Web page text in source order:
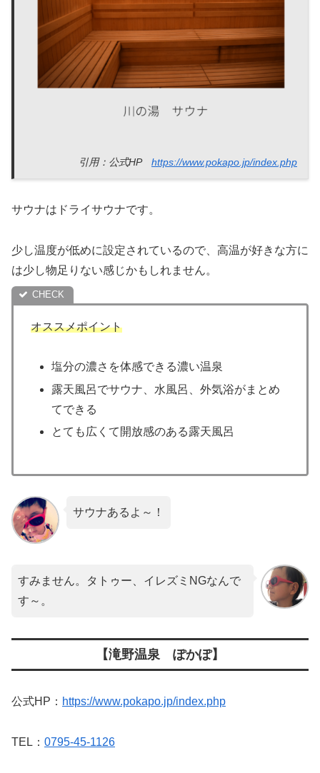
引用：公式HP https://www.pokapo.jp/index.php
サウナはドライサウナです。
少し温度が低めに設定されているので、高温が好きな方に
は少し物足りない感じかもしれません。
オススメポイント
塩分の濃さを体感できる濃い温泉
露天風呂でサウナ、水風呂、外気浴がまとめ
てできる
とても広くて開放感のある露天風呂
サウナあるよ～！
すみません。タトゥー、イレズミNGなんで
す～。
【滝野温泉 ぽかぽ】
公式HP： https://www.pokapo.jp/index.php
TEL： 0795-45-1126